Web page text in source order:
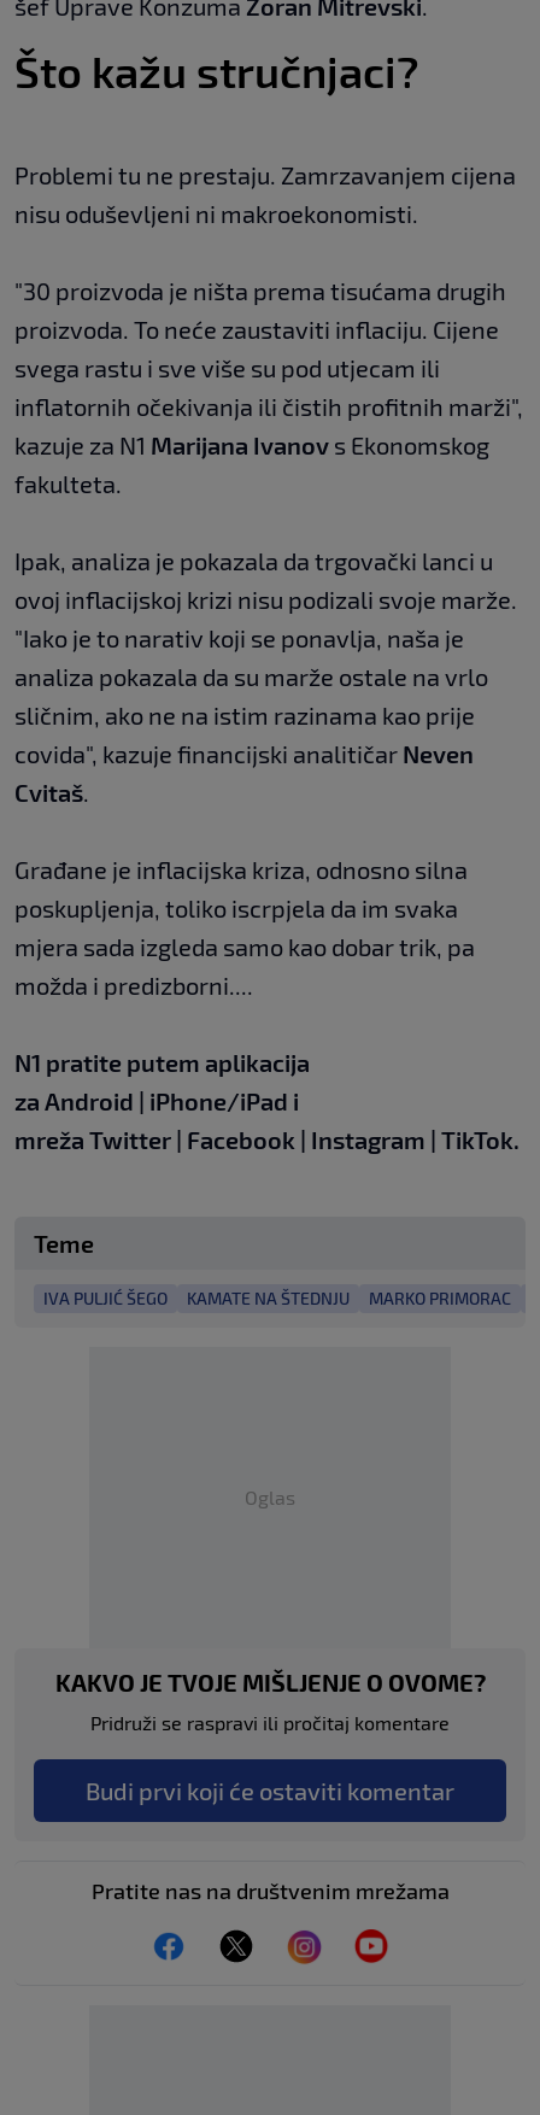
šef Uprave Konzuma Zoran Mitrevski.
Što kažu stručnjaci?
Problemi tu ne prestaju. Zamrzavanjem cijena
nisu oduševljeni ni makroekonomisti.
"30 proizvoda je ništa prema tisućama drugih
proizvoda. To neće zaustaviti inflaciju. Cijene
svega rastu i sve više su pod utjecam ili
inflatornih očekivanja ili čistih profitnih marži",
kazuje za N1 Marijana Ivanov s Ekonomskog
fakulteta.
Ipak, analiza je pokazala da trgovački lanci u
ovoj inflacijskoj krizi nisu podizali svoje marže.
"Iako je to narativ koji se ponavlja, naša je
analiza pokazala da su marže ostale na vrlo
sličnim, ako ne na istim razinama kao prije
covida", kazuje financijski analitičar Neven
Cvitaš.
Građane je inflacijska kriza, odnosno silna
poskupljenja, toliko iscrpjela da im svaka
mjera sada izgleda samo kao dobar trik, pa
možda i predizborni....
N1 pratite putem aplikacija
za Android | iPhone/iPad i
mreža Twitter | Facebook | Instagram | TikTok.
Teme
IVA PULJIĆ ŠEGO KAMATE NA ŠTEDNJU MARKO PRIMORAC
Oglas
KAKVO JE TVOJE MIŠLJENJE O OVOME?
Pridruži se raspravi ili pročitaj komentare
Budi prvi koji će ostaviti komentar
Pratite nas na društvenim mrežama